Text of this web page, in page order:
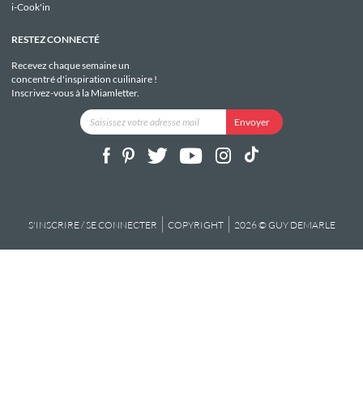
i-Cook'in
RESTEZ CONNECTÉ
Recevez chaque semaine un
concentré d'inspiration cuilinaire !
Inscrivez-vous à la Miamletter.
S'INSCRIRE / SE CONNECTER COPYRIGHT 2026 © GUY DEMARLE